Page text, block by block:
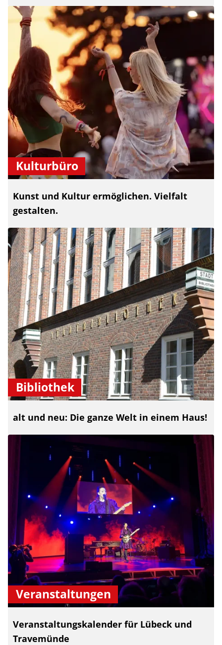
Kulturbüro
Kunst und Kultur ermöglichen. Vielfalt
gestalten.
Bibliothek
alt und neu: Die ganze Welt in einem Haus!
Veranstaltungen
Veranstaltungskalender für Lübeck und
Travemünde